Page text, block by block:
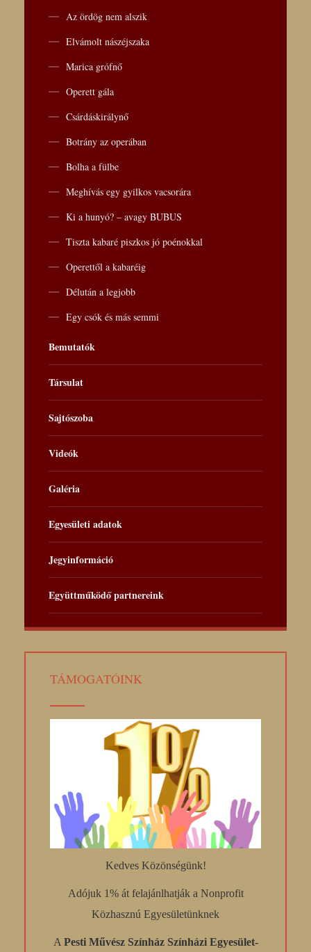
Az ördög nem alszik
Elvámolt nászéjszaka
Marica grófnő
Operett gála
Csárdáskirálynő
Botrány az operában
Bolha a fülbe
Meghívás egy gyilkos vacsorára
Ki a hunyó? – avagy BUBUS
Tiszta kabaré piszkos jó poénokkal
Operettől a kabaréig
Délután a legjobb
Egy csók és más semmi
Bemutatók
Társulat
Sajtószoba
Videók
Galéria
Egyesületi adatok
Jegyinformáció
Együttműködő partnereink
TÁMOGATÓINK
Kedves Közönségünk!
Adójuk 1% át felajánlhatják a Nonprofit
Közhasznú Egyesületünknek
A Pesti Művész Színház Színházi Egyesület-